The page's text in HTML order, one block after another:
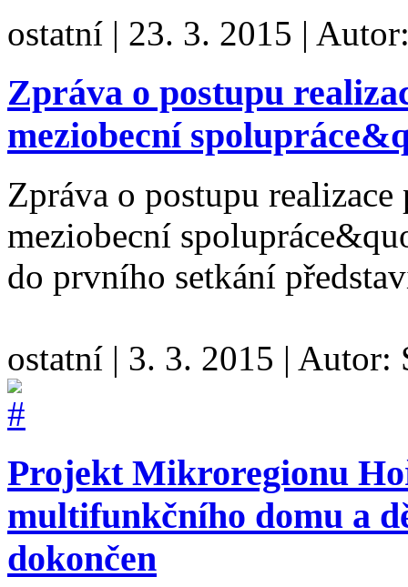
ostatní | 23. 3. 2015 |
Zpráva o postupu
meziobecní
Zpráva o postupu
meziobecní
do prvního setkání
ostatní | 3. 3. 2015 | Autor:
Projekt Mikroregionu
multifunkčního domu a
dokončen